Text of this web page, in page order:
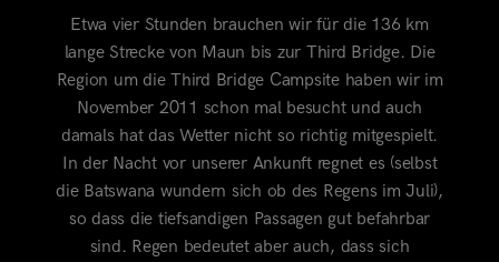
Etwa vier Stunden brauchen wir für die 136 km
lange Strecke von Maun bis zur Third Bridge. Die
Region um die Third Bridge Campsite haben wir im
November 2011 schon mal besucht und auch
damals hat das Wetter nicht so richtig mitgespielt.
In der Nacht vor unserer Ankunft regnet es (selbst
die Batswana wundern sich ob des Regens im Juli),
so dass die tiefsandigen Passagen gut befahrbar
sind. Regen bedeutet aber auch, dass sich